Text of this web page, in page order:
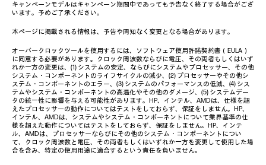
キャンペーンモデルはキャンペーン期間中であっても予告なく終了する場合がござ
います。予めご了承ください。
本ページに掲載される情報は、予告や周知なく変更となる場合があります。
オーバークロックツールを使用するには、ソフトウェア使用許諾契約書（EULA）
に同意する必要があります。クロック周波数ならびに電圧、その両者もしくはいず
れか一方の変更は、(1) システムの安定、ならびにシステムやプロセッサー、その他
システム・コンポーネントのライフサイクルの減少、(2) プロセッサーやその他シ
ステム・コンポーネントのエラー、(3) システムのパフォーマンスの低減、(4) シス
テムやシステム・コンポーネントの高温化やその他のダメージ、(5) システムデー
タの統一性に影響を与える可能性があります。HP、インテル、AMDは、仕様を超
えたプロセッサーの動作についてはテストをしておらず、保証をしません。HP、
インテル、AMDは、システムやシステム・コンポーネントについて業界基準の仕
様を超えた動作についてはテストをしておらず、保証をしません。HP、インテ
ル、AMDは、プロセッサーならびにその他のシステム・コンポーネントについ
て、クロック周波数と電圧、その両者もしくはいずれか一方を変更して使用した場
合を含み、特定の使用用途に適合するという責任を負いません。